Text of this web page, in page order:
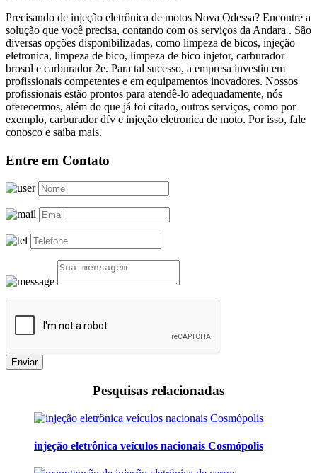
Precisando de injeção eletrônica de motos Nova Odessa? Encontre a
solução que você precisa, contando com os serviços da Andara . São
diversas opções disponibilizadas, como limpeza de bicos, injeção
eletronica, limpeza de bico, limpeza de bico injetor, carburador
brosol e carburador 2e. Para tal sucesso, a empresa investiu em
profissionais competentes e em equipamentos inovadores. Nossos
profissionais estão prontos para atendê-lo adequadamente, nós
oferecermos, além do que já foi citado, outros serviços, como por
exemplo, carburador dfv e injeção eletronica de moto. Por isso, fale
conosco e saiba mais.
Entre em Contato
Enviar
Pesquisas relacionadas
injeção eletrônica veículos nacionais Cosmópolis